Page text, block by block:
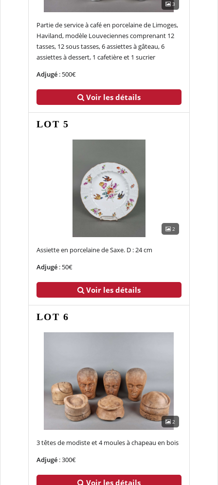
3
Partie de service à café en porcelaine de Limoges,
Haviland, modèle Louveciennes comprenant 12
tasses, 12 sous tasses, 6 assiettes à gâteau, 6
assiettes à dessert, 1 cafetière et 1 sucrier
Adjugé: 500€
Voir les détails
LOT 5
2
Assiette en porcelaine de Saxe. D : 24 cm
Adjugé: 50€
Voir les détails
LOT 6
2
3 têtes de modiste et 4 moules à chapeau en bois
Adjugé: 300€
Voir les détails